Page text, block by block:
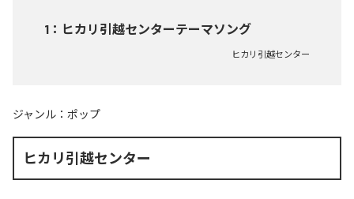
1 ： ヒカリ引越センターテーマソング
ヒカリ引越センター
ジャンル： ポップ
ヒカリ引越センター